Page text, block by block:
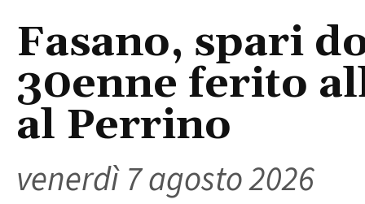
Fasano, spari
30enne ferito
al Perrino
venerdì 7 agosto 2026